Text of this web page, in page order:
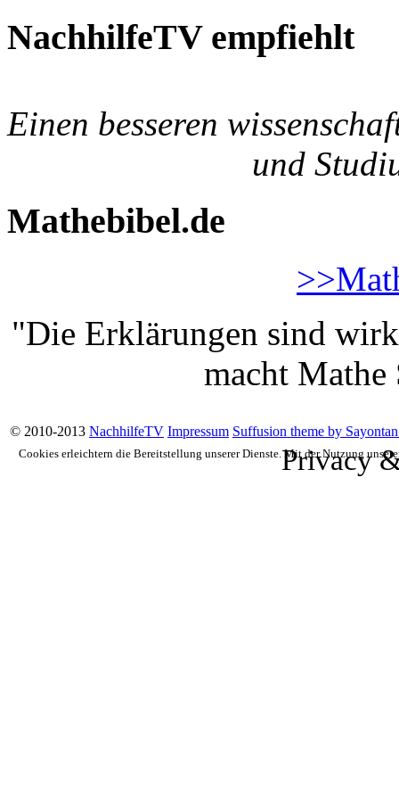
NachhilfeTV empfiehlt
Einen besseren
und
Mathebibel.de
"Die Erklärungen sind
macht
© 2010-2013 NachhilfeTV Impressum Suffusion theme by
Cookies erleichtern die Bereitstellung unserer Dienste. Mit der Nutzung
Privacy